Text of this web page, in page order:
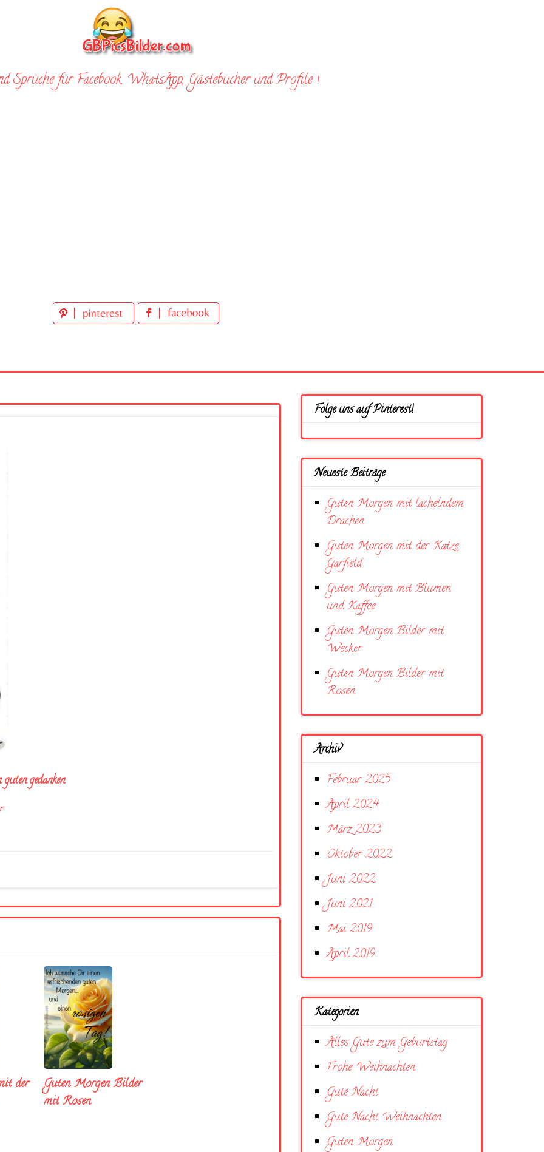
Sprüche für Facebook, WhatsApp, Gästebücher und Profile !
gedanken
der
Guten Morgen Bilder
mit Rosen
Folge uns auf Pinterest!
Neueste Beiträge
Guten Morgen mit lächelndem
Drachen
Guten Morgen mit der Katze
Garfield
Guten Morgen mit Blumen
und Kaffee
Guten Morgen Bilder mit
Wecker
Guten Morgen Bilder mit
Rosen
Archiv
Februar 2025
April 2024
März 2023
Oktober 2022
Juni 2022
Juni 2021
Mai 2019
April 2019
Kategorien
Alles Gute zum Geburtstag
Frohe Weihnachten
Gute Nacht
Gute Nacht Weihnachten
Guten Morgen